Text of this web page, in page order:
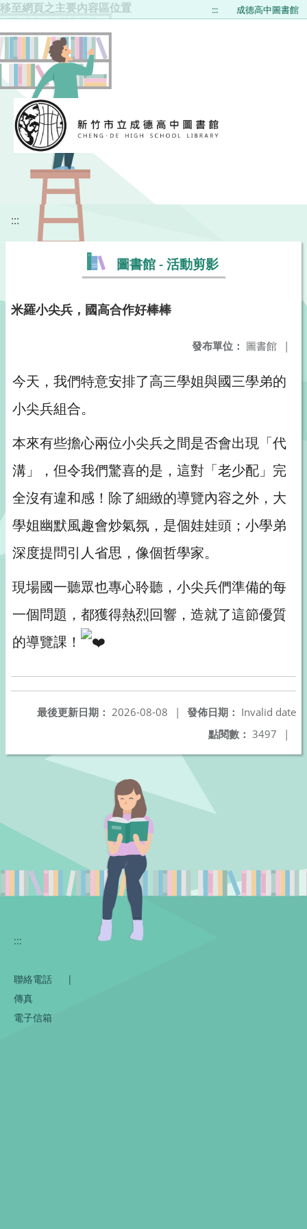
移至網頁之主要內容區位置 ::: 成德高中圖書館
:::
圖書館 - 活動剪影
米羅小尖兵，國高合作好棒棒
發布單位： 圖書館 |
今天，我們特意安排了高三學姐與國三學弟的
小尖兵組合。
本來有些擔心兩位小尖兵之間是否會出現「代
溝」，但令我們驚喜的是，這對「老少配」完
全沒有違和感！除了細緻的導覽內容之外，大
學姐幽默風趣會炒氣氛，是個娃娃頭；小學弟
深度提問引人省思，像個哲學家。
現場國一聽眾也專心聆聽，小尖兵們準備的每
一個問題，都獲得熱烈回響，造就了這節優質
的導覽課！
發佈日期： Invalid date
最後更新日期： 2026-08-08
|
點閱數： 3497 |
:::
聯絡電話
|
傳真
電子信箱